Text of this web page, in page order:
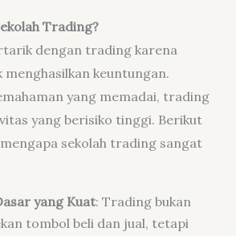
Trading?
dengan trading karena
keuntungan.
yang memadai, trading
yang berisiko tinggi. Berikut
sekolah trading sangat
yang Kuat: Trading bukan
tombol beli dan jual, tetapi